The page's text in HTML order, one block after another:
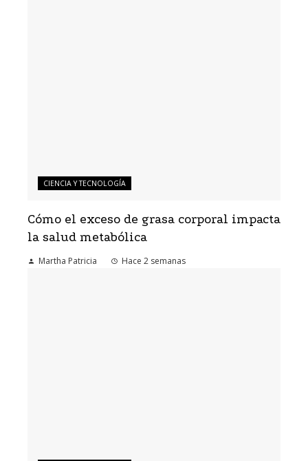
CIENCIA Y TECNOLOGÍA
Cómo el exceso de grasa corporal impacta
la salud metabólica
Martha Patricia Hace 2 semanas